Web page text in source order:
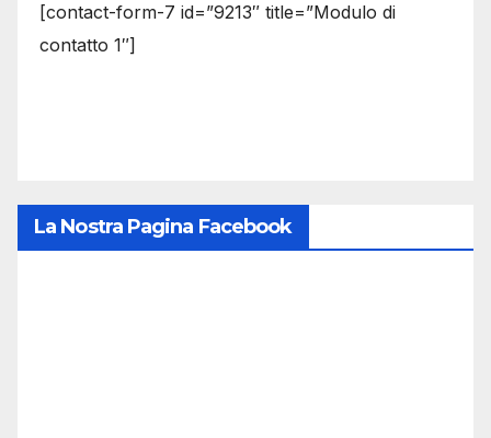
[contact-form-7 id=”9213″ title=”Modulo di
contatto 1″]
La Nostra Pagina Facebook